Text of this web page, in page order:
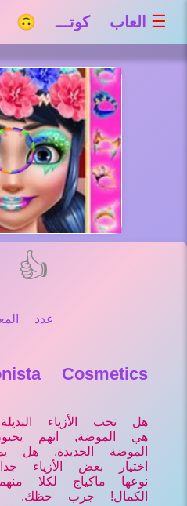
☰ العاب كوتـــ 🙃
👍
عدد
Cosmetics
هل تحب الأزياء
هي الموضة, انهم
الموضة الجديدة, هل
اختيار بعض الأزياء
نوعها ماكياج لكلا
الكمال! جرب حظك.